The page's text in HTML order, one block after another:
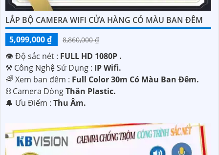
LẮP BỘ CAMERA WIFI CỬA HÀNG CÓ MÀU BAN ĐÊM
5,099,000 ₫
8,860,000 ₫
👁 Độ sắc nét : FULL HD 1080P .
⚒ Công Nghệ Sử Dụng : IP Wifi.
🌈 Xem ban đêm : Full Color 30m Có Màu Ban Ðêm.
⛓ Camera DòngThân Plastic.
️🔔 Ưu Điểm : Thu Âm.